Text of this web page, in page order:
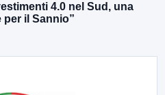
4.0 nel Sud, una
il Sannio”